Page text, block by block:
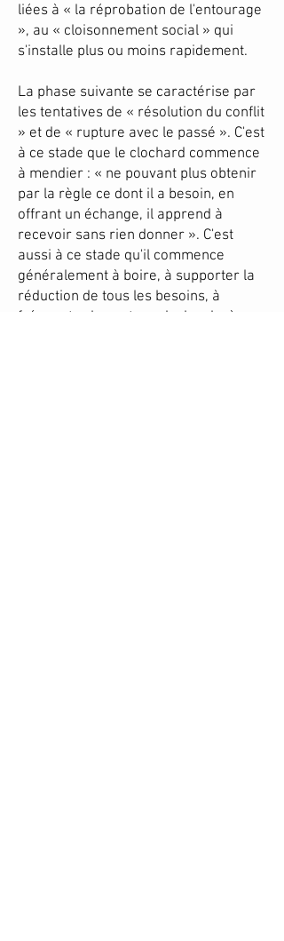
liées à « la réprobation de l'entourage
», au « cloisonnement social » qui
s'installe plus ou moins rapidement.
La phase suivante se caractérise par
les tentatives de « résolution du conflit
» et de « rupture avec le passé ». C'est
à ce stade que le clochard commence
à mendier : « ne pouvant plus obtenir
par la règle ce dont il a besoin, en
offrant un échange, il apprend à
recevoir sans rien donner ». C'est
aussi à ce stade qu'il commence
généralement à boire, à supporter la
réduction de tous les besoins, à
fréquenter les autres clochards, à